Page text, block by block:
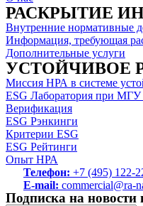
РАСКРЫТИЕ
Внутренние нормативные
Информация, требующая
Дополнительные услуги
УСТОЙЧИВОЕ
Миссия НРА в системе
ESG Лаборатория при
Верификация
ESG Рэнкинги
Критерии ESG
ESG Рейтинги
Опыт НРА
Телефон: +7 (495) 122-
E-mail: commercial@ra-
Подписка на новости